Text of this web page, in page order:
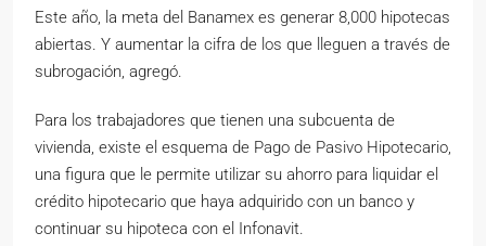
Este año, la meta del Banamex es generar 8,000 hipotecas
abiertas. Y aumentar la cifra de los que lleguen a través de
subrogación, agregó.
Para los trabajadores que tienen una subcuenta de
vivienda, existe el esquema de Pago de Pasivo Hipotecario,
una figura que le permite utilizar su ahorro para liquidar el
crédito hipotecario que haya adquirido con un banco y
continuar su hipoteca con el Infonavit.